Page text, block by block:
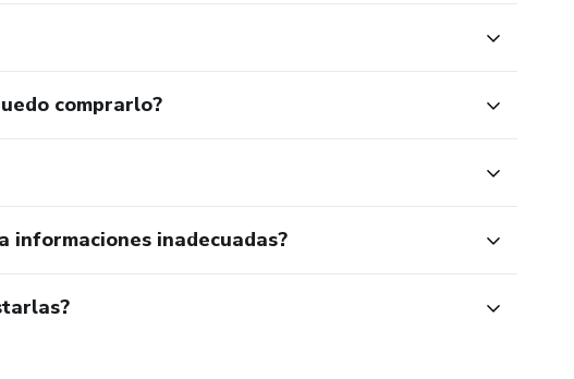
comprarlo?
informaciones inadecuadas?